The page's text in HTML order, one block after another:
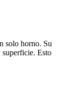
solo horno. Su
superficie. Esto